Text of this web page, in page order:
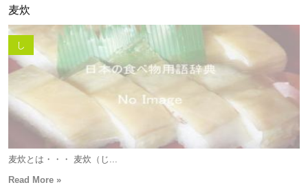
麦炊
し
麦炊とは・・・ 麦炊（じ...
Read More »